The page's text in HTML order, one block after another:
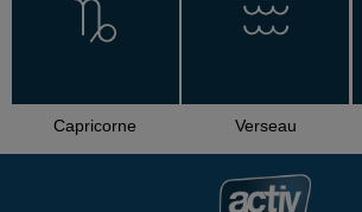
Capricorne Verseau